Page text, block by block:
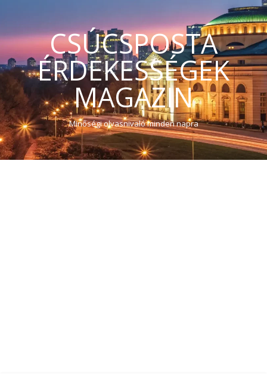
CSÚCSPOSTA
ÉRDEKESSÉGEK
MAGAZIN
Minőségi olvasnivaló minden napra